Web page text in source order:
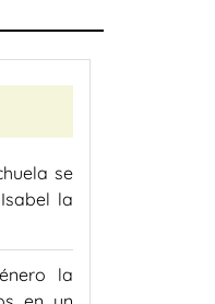
se
la
la